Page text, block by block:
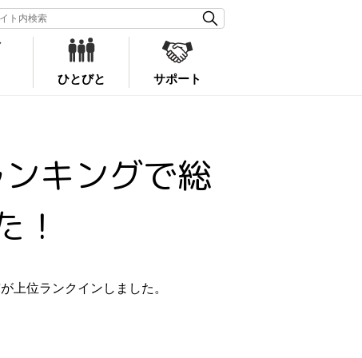
ひとびと サポート
キングで総
！
上位ランクインしました。